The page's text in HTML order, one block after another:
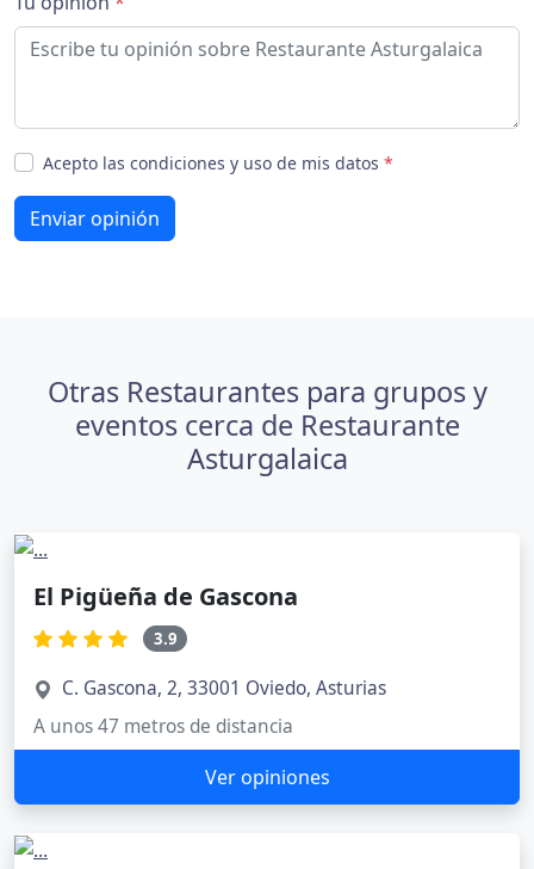
Acepto las condiciones y uso de mis datos *
Enviar opinión
Otras Restaurantes para grupos y
eventos cerca de Restaurante
Asturgalaica
El Pigüeña de Gascona
3.9
C. Gascona, 2, 33001 Oviedo, Asturias
A unos 47 metros de distancia
Ver opiniones